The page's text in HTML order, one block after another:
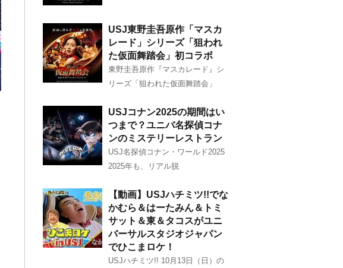
USJ東野圭吾原作「マスカ
レード」シリーズ「狙われ
た仮面舞踏会」初コラボ
東野圭吾原作『マスカレード』シ
リーズ「狙われた仮面舞踏会」
USJコナン2025の期間はい
つまで？ユニバ名探偵コナ
ンのミステリーレストラン
USJ名探偵コナン・ワールド2025
2025年も、リアル脱
【動画】USJハチミツ!!でな
かむら＆はーたみん＆トミ
サット＆東＆タコスがユニ
バーサルスタジオジャパン
でひこまロケ！
USJハチミツ!! 10月13日（日）の